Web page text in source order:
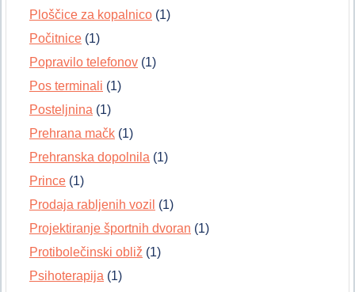
Ploščice za kopalnico (1)
Počitnice (1)
Popravilo telefonov (1)
Pos terminali (1)
Posteljnina (1)
Prehrana mačk (1)
Prehranska dopolnila (1)
Prince (1)
Prodaja rabljenih vozil (1)
Projektiranje športnih dvoran (1)
Protibolečinski obliž (1)
Psihoterapija (1)